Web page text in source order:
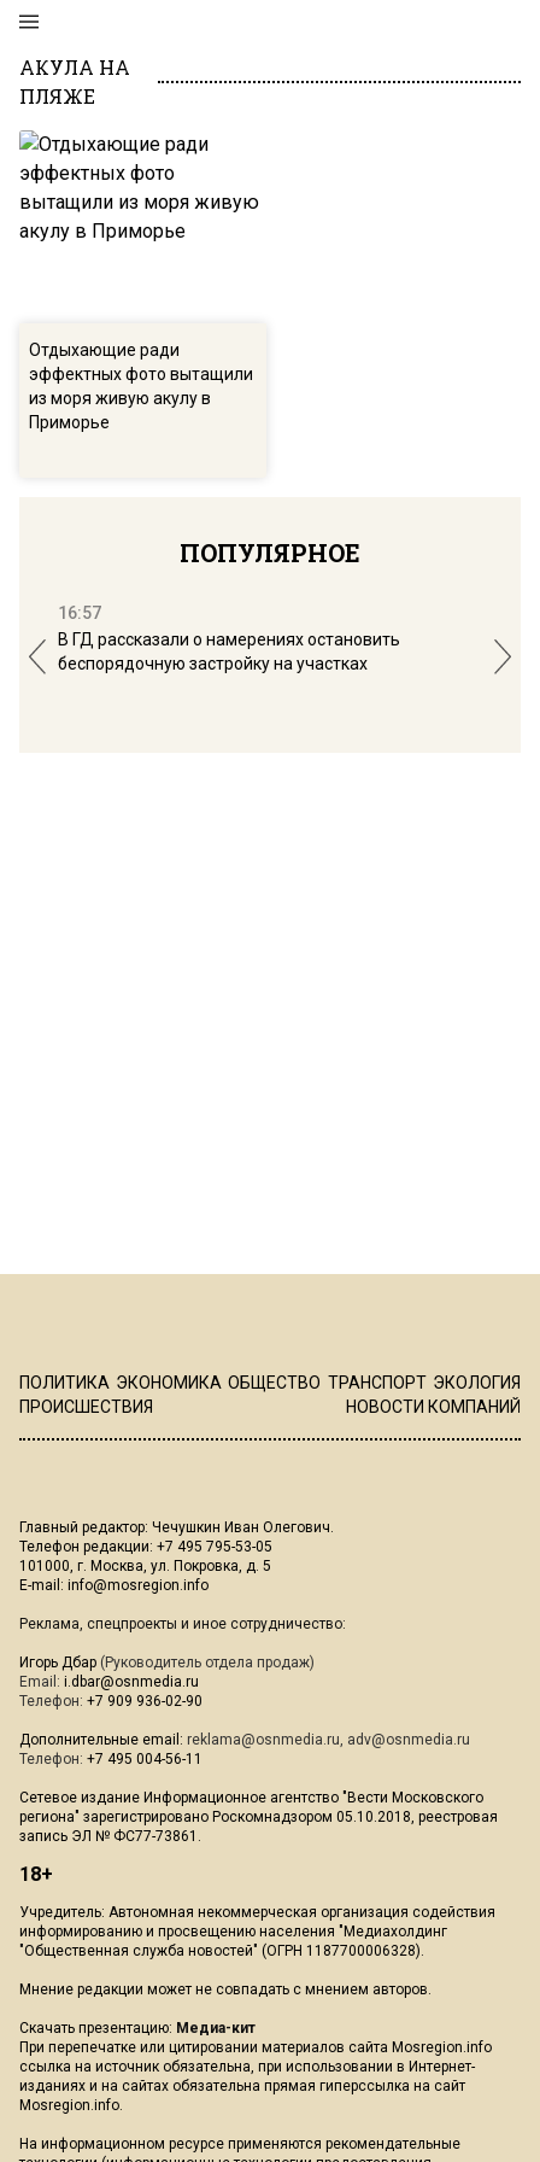
АКУЛА НА
ПЛЯЖЕ
Отдыхающие ради
эффектных фото вытащили
из моря живую акулу в
Приморье
ПОПУЛЯРНОЕ
16:57
В ГД рассказали о намерениях остановить
беспорядочную застройку на участках
ПОЛИТИКА ЭКОНОМИКА ОБЩЕСТВО ТРАНСПОРТ ЭКОЛОГИЯ
ПРОИСШЕСТВИЯ
НОВОСТИ КОМПАНИЙ
Главный редактор: Чечушкин Иван Олегович.
Телефон редакции: +7 495 795-53-05
101000, г. Москва, ул. Покровка, д. 5
E-mail: info@mosregion.info
Реклама, спецпроекты и иное сотрудничество:
Игорь Дбар (Руководитель отдела продаж)
Email: i.dbar@osnmedia.ru
Телефон: +7 909 936-02-90
Дополнительные email: reklama@osnmedia.ru, adv@osnmedia.ru
Телефон: +7 495 004-56-11
Сетевое издание Информационное агентство "Вести Московского
региона" зарегистрировано Роскомнадзором 05.10.2018, реестровая
запись ЭЛ № ФС77-73861.
18+
Учредитель: Автономная некоммерческая организация содействия
информированию и просвещению населения "Медиахолдинг
"Общественная служба новостей" (ОГРН 1187700006328).
Мнение редакции может не совпадать с мнением авторов.
Скачать презентацию: Медиа-кит
При перепечатке или цитировании материалов сайта Mosregion.info
ссылка на источник обязательна, при использовании в Интернет-
изданиях и на сайтах обязательна прямая гиперссылка на сайт
Mosregion.info.
На информационном ресурсе применяются рекомендательные